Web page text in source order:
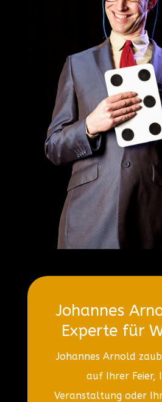
Johannes
Experte für
Johannes Arnold
auf Ihrer Feier,
Veranstaltung oder